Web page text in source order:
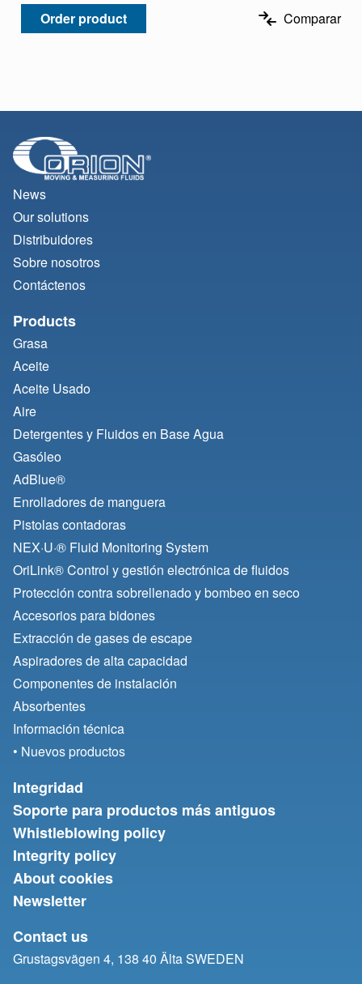
Order product Comparar
News
Our solutions
Distribuidores
Sobre nosotros
Contáctenos
Products
Grasa
Aceite
Aceite Usado
Aire
Detergentes y Fluidos en Base Agua
Gasóleo
AdBlue®
Enrolladores de manguera
Pistolas contadoras
NEX·U·® Fluid Monitoring System
OriLink® Control y gestión electrónica de fluidos
Protección contra sobrellenado y bombeo en seco
Accesorios para bidones
Extracción de gases de escape
Aspiradores de alta capacidad
Componentes de instalación
Absorbentes
Información técnica
• Nuevos productos
Integridad
Soporte para productos más antiguos
Whistleblowing policy
Integrity policy
About cookies
Newsletter
Contact us
Grustagsvägen 4, 138 40 Älta SWEDEN